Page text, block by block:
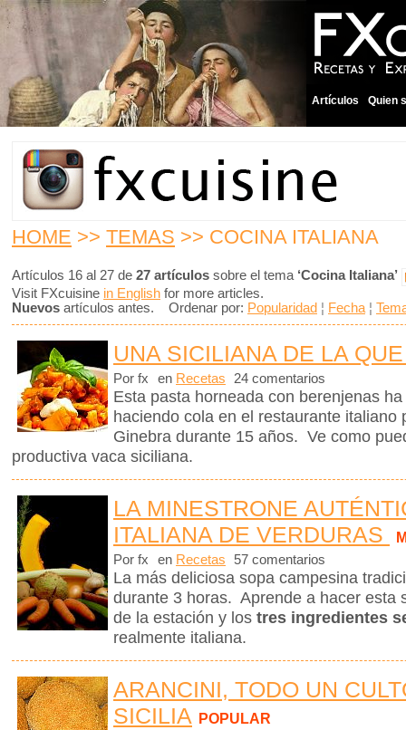
Artículos Quien
HOME >> TEMAS >> COCINA ITALIANA
Artículos 16 al 27 de 27 artículos sobre el tema ‘Cocina Italiana’
Visit FXcuisine in English for more articles.
Nuevos artículos antes. Ordenar por: Popularidad ¦ Fecha ¦
UNA SICILIANA DE LA
Por fx en Recetas 24 comentarios
Esta pasta horneada con berenjenas
haciendo cola en el restaurante italiano
Ginebra durante 15 años. Ve como
productiva vaca siciliana.
LA MINESTRONE
ITALIANA DE VERDURAS
Por fx en Recetas 57 comentarios
La más deliciosa sopa campesina
durante 3 horas. Aprende a hacer esta
de la estación y los tres ingredientes
realmente italiana.
ARANCINI, TODO UN
SICILIA
POPULAR